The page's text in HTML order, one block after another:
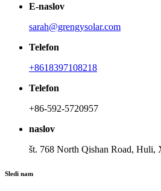
E-naslov
sarah@grengysolar.com
Telefon
+8618397108218
Telefon
+86-592-5720957
naslov
št. 768 North Qishan Road, Huli,
Sledi nam